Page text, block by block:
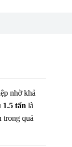
nhờ khả
1.5 tấn là
trong quá